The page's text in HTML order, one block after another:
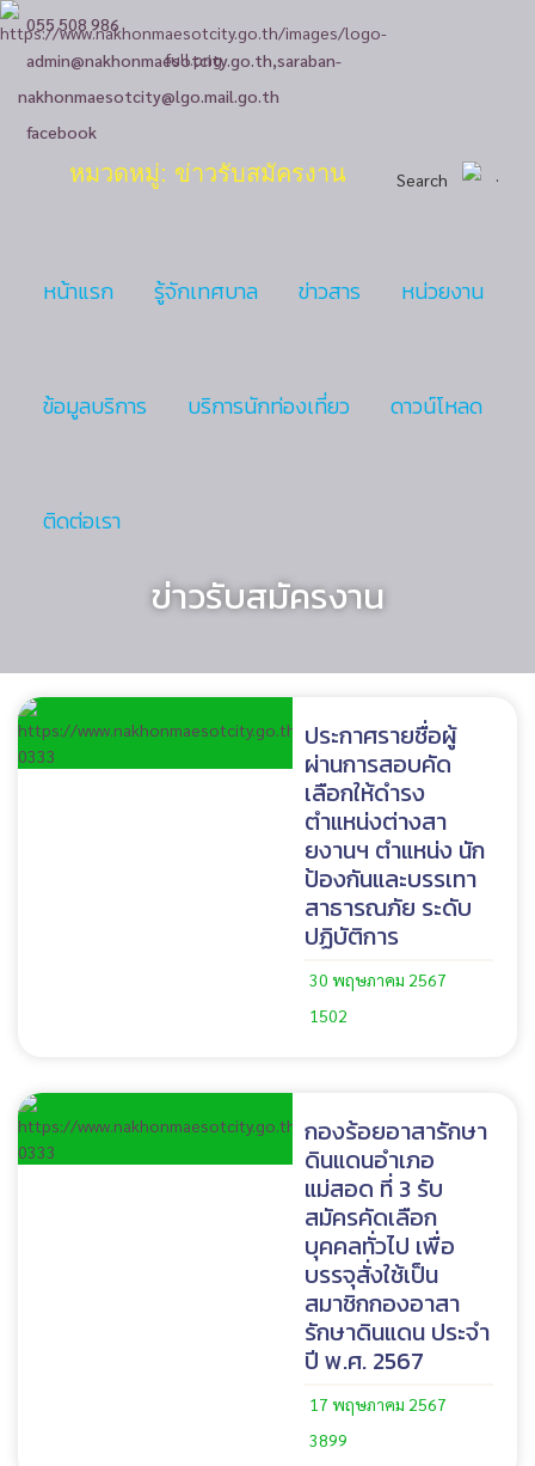
055 508 986
admin@nakhonmaesotcity.go.th,saraban-
nakhonmaesotcity@lgo.mail.go.th
facebook
Search
หน้าแรก รู้จักเทศบาล ข่าวสาร หน่วยงาน
ข้อมูลบริการ บริการนักท่องเที่ยว ดาวน์โหลด
ติดต่อเรา
หมวดหมู่: ข่าวรับสมัครงาน
ข่าวรับสมัครงาน
ประกาศรายชื่อผู้
ผ่านการสอบคัด
เลือกให้ดำรง
ตำแหน่งต่างสา
ยงานฯ ตำแหน่ง นัก
ป้องกันและบรรเทา
สาธารณภัย ระดับ
ปฏิบัติการ
30 พฤษภาคม 2567
1502
กองร้อยอาสารักษา
ดินแดนอำเภอ
แม่สอด ที่ 3 รับ
สมัครคัดเลือก
บุคคลทั่วไป เพื่อ
บรรจุสั่งใช้เป็น
สมาชิกกองอาสา
รักษาดินแดน ประจำ
ปี พ.ศ. 2567
17 พฤษภาคม 2567
3899